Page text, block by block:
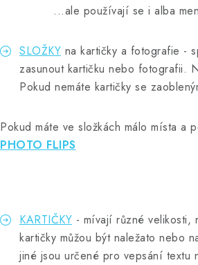
...ale používají se i alba
SLOŽKY na kartičky a fotografie -
zasunout kartičku nebo fotografii.
Pokud nemáte kartičky se
Pokud máte ve složkách málo místa
PHOTO FLIPS
KARTIČKY - mívají různé velikosti,
kartičky můžou být naležato nebo
jiné jsou určené pro vepsání textu